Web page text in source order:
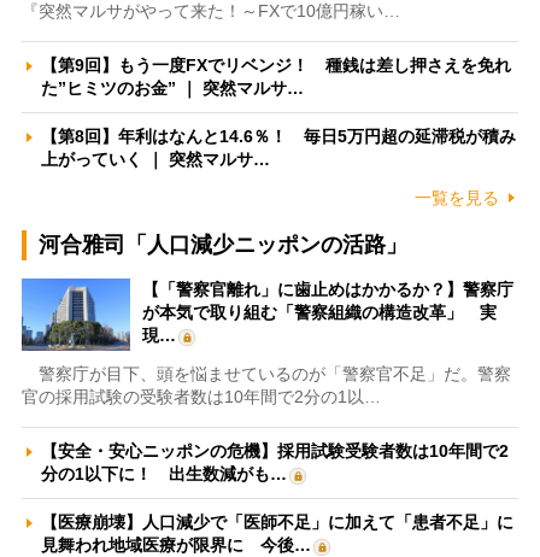
『突然マルサがやって来た！～FXで10億円稼い…
【第9回】もう一度FXでリベンジ！ 種銭は差し押さえを免れ
た”ヒミツのお金” ｜ 突然マルサ…
【第8回】年利はなんと14.6％！ 毎日5万円超の延滞税が積み
上がっていく ｜ 突然マルサ…
一覧を見る
河合雅司「人口減少ニッポンの活路」
【「警察官離れ」に歯止めはかかるか？】警察庁
が本気で取り組む「警察組織の構造改革」 実
現…
警察庁が目下、頭を悩ませているのが「警察官不足」だ。警察
官の採用試験の受験者数は10年間で2分の1以…
【安全・安心ニッポンの危機】採用試験受験者数は10年間で2
分の1以下に！ 出生数減がも…
【医療崩壊】人口減少で「医師不足」に加えて「患者不足」に
見舞われ地域医療が限界に 今後…